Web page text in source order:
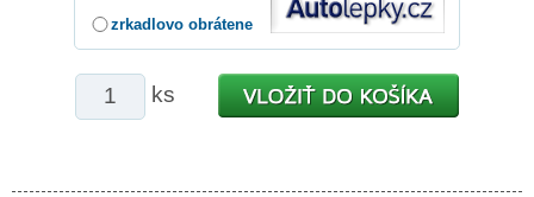
zrkadlovo obrátene
ks